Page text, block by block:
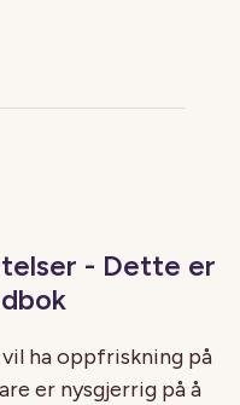
- Dette er
ha oppfriskning på
er nysgjerrig på å